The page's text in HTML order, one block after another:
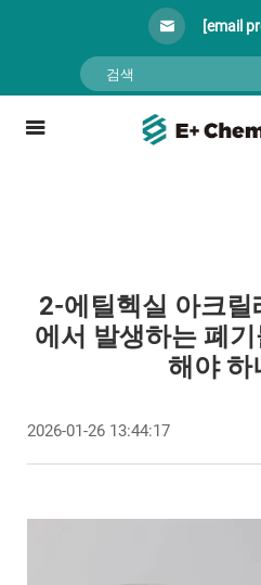
[email
2-에틸헥실 아크릴
에서 발생하는 폐
해야 하
2026-01-26 13:44:17